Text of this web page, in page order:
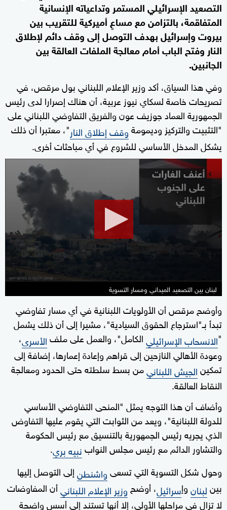
التصعيد الإسرائيلي المستمر وتداعياته الإنسانية
المتفاقمة، بالتزامن مع مساعٍ أميركية للتقريب بين
بيروت وإسرائيل بهدف التوصل إلى وقف دائم لإطلاق
النار وفتح الباب أمام معالجة الملفات العالقة بين
الجانبين.
وفي هذا السياق، أكد وزير الإعلام اللبناني بول مرقص، في
تصريحات خاصة لسكاي نيوز عربية، أن هناك إصرارا لدى رئيس
الجمهورية العماد جوزيف عون والفريق التفاوضي اللبناني على
"التثبيت والتركيز وديمومةوقف إطلاق النار"، معتبرا أن ذلك
يشكل المدخل الأساسي للشروع في أي مباحثات أخرى.
seconds
minutes,
seconds
لبنان بين التصعيد الميداني ومسار التسوية
وأوضح مرقص أن الأولويات اللبنانية في أي مسار تفاوضي
تبدأ بـ"استرجاع الحقوق السيادية"، مشيرا إلى أن ذلك يشمل
"الانسحاب الإسرائيليالكامل"، والعمل على ملفالأسرى،
وعودة الأهالي النازحين إلى قراهم وإعادة إعمارها، إضافة إلى
تمكينالجيش اللبنانيمن بسط سلطته حتى الحدود ومعالجة
النقاط العالقة.
وأضاف أن هذا التوجه يمثل "المنحى التفاوضي الأساسي
للدولة اللبنانية"، ويعد من الثوابت التي يقوم عليها التفاوض
الذي يجريه رئيس الجمهورية بالتنسيق مع رئيس الحكومة
والتشاور الدائم مع رئيس مجلس النوابنبيه بري.
وحول شكل التسوية التي تسعىواشنطنإلى التوصل إليها
بينلبنانوإسرائيل، أوضح وزير الإعلام اللبنانيأن المفاوضات
لا تزال في مراحلها الأولى، إلا أنها تستند إلى أسس واضحة